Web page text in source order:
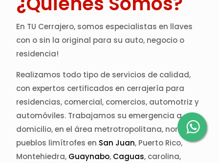
En TU Cerrajero, somos especialistas en llaves
con o sin la original para su auto, negocio o
residencia!
Realizamos todo tipo de servicios de calidad,
con expertos certificados en cerrajería para
residencias, comercial, comercios, automotriz y
automóviles. Trabajamos su emergencia a
domicilio, en el área metrotropolitana, norte,
pueblos limítrofes en San Juan, Puerto Rico,
Montehiedra, Guaynabo, Caguas, carolina,